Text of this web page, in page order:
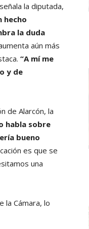
la diputada,
hecho
la duda
aún más
“A mí me
y de
de Alarcón, la
habla sobre
bueno
es que se
una
la Cámara, lo